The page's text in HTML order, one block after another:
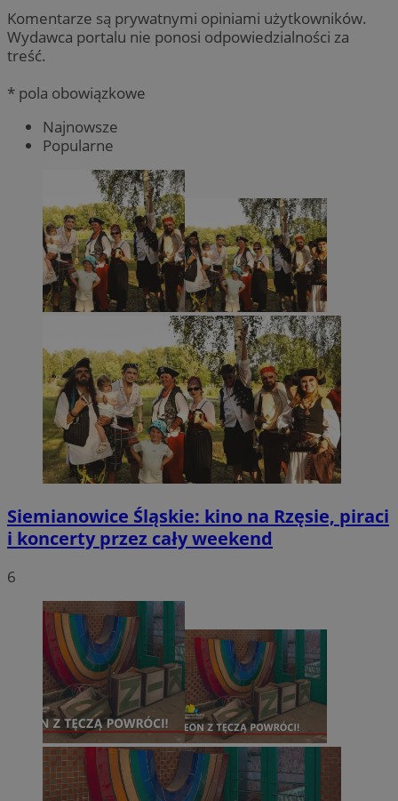
Komentarze są prywatnymi opiniami użytkowników.
Wydawca portalu nie ponosi odpowiedzialności za
treść.
* pola obowiązkowe
Najnowsze
Popularne
Siemianowice Śląskie: kino na Rzęsie, piraci
i koncerty przez cały weekend
6